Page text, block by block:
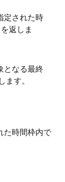
定された時
返しま
となる最終
す。
た時間枠内で